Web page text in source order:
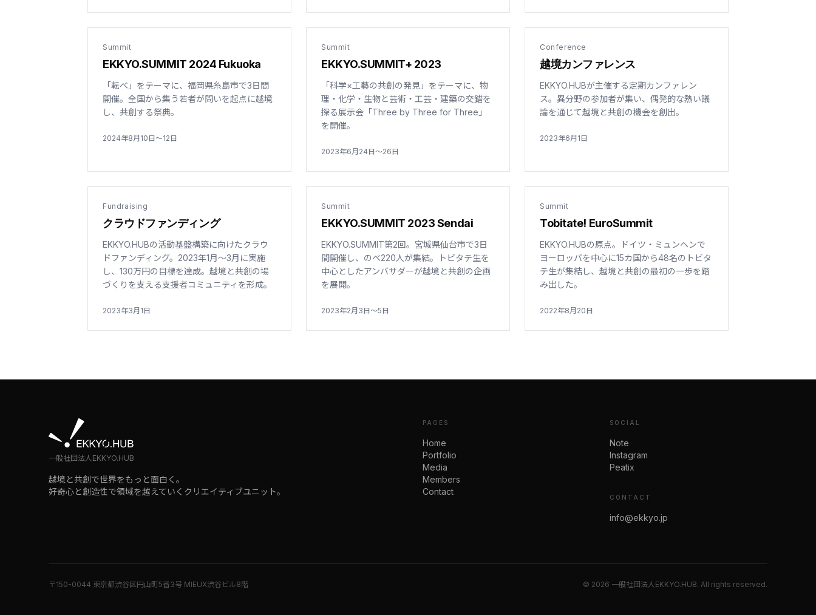
Summit
EKKYO.SUMMIT 2024 Fukuoka
「転べ」をテーマに、福岡県糸島市で3日間
開催。全国から集う若者が問いを起点に越境
し、共創する祭典。
2024年8月10日〜12日
Summit
EKKYO.SUMMIT+ 2023
「科学×工藝の共創の発見」をテーマに、物
理・化学・生物と芸術・工芸・建築の交錯を
探る展示会「Three by Three for Three」
を開催。
2023年6月24日〜26日
Conference
越境カンファレンス
EKKYO.HUBが主催する定期カンファレン
ス。異分野の参加者が集い、偶発的な熱い議
論を通じて越境と共創の機会を創出。
2023年6月1日
Fundraising
クラウドファンディング
EKKYO.HUBの活動基盤構築に向けたクラウ
ドファンディング。2023年1月〜3月に実施
し、130万円の目標を達成。越境と共創の場
づくりを支える支援者コミュニティを形成。
2023年3月1日
Summit
EKKYO.SUMMIT 2023 Sendai
EKKYO.SUMMIT第2回。宮城県仙台市で3日
間開催し、のべ220人が集結。トビタテ生を
中心としたアンバサダーが越境と共創の企画
を展開。
2023年2月3日〜5日
Summit
Tobitate! EuroSummit
EKKYO.HUBの原点。ドイツ・ミュンヘンで
ヨーロッパを中心に15カ国から48名のトビタ
テ生が集結し、越境と共創の最初の一歩を踏
み出した。
2022年8月20日
一般社団法人EKKYO.HUB
越境と共創で世界をもっと面白く。
好奇心と創造性で領域を越えていくクリエイティブユニット。
PAGES
Home
Portfolio
Media
Members
Contact
SOCIAL
Note
Instagram
Peatix
CONTACT
info@ekkyo.jp
〒150-0044 東京都渋谷区円山町5番3号 MIEUX渋谷ビル8階 © 2026 一般社団法人EKKYO.HUB. All rights reserved.